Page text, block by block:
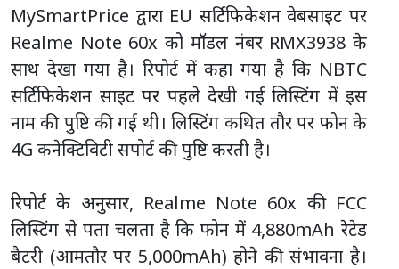
MySmartPrice द्वारा EU सर्टिफिकेशन वेबसाइट पर
Realme Note 60x को मॉडल नंबर RMX3938 के
साथ देखा गया है। रिपोर्ट में कहा गया है कि NBTC
सर्टिफिकेशन साइट पर पहले देखी गई लिस्टिंग में इस
नाम की पुष्टि की गई थी। लिस्टिंग कथित तौर पर फोन के
4G कनेक्टिविटी सपोर्ट की पुष्टि करती है।
रिपोर्ट के अनुसार, Realme Note 60x की FCC
लिस्टिंग से पता चलता है कि फोन में 4,880mAh रेटेड
बैटरी (आमतौर पर 5,000mAh) होने की संभावना है।